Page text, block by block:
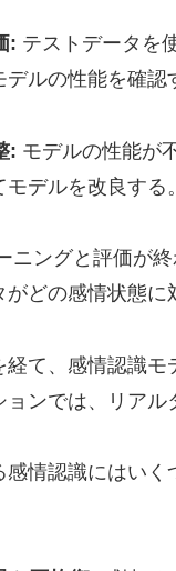
: テストデータを
ルの性能を確認
: モデルの性能が
デルを改良する。
ニングと評価が
どの感情状態に
経て、感情認識
ンでは、リアル
感情認識にはい